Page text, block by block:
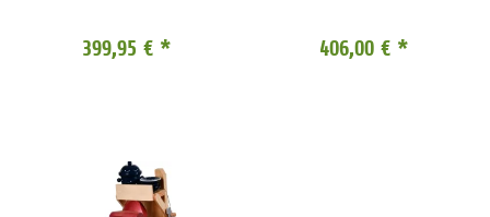
399,95 € * 406,00 € *